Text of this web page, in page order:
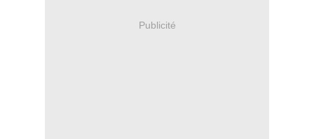
Publicité